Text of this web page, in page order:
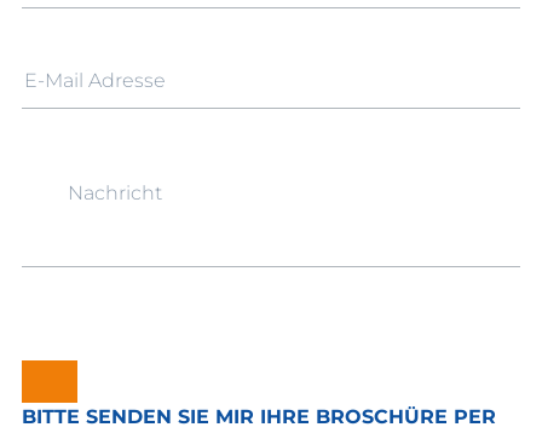
BITTE SENDEN SIE MIR IHRE BROSCHÜRE PER